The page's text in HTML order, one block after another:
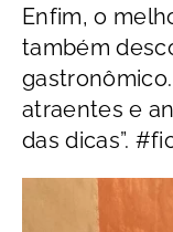
Enfim, o
também
atraentes e
das dicas”.